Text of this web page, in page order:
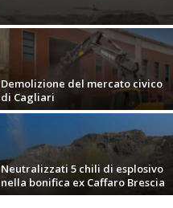
Demolizione del mercato civico
di Cagliari
Neutralizzati 5 chili di esplosivo
nella bonifica ex Caffaro Brescia